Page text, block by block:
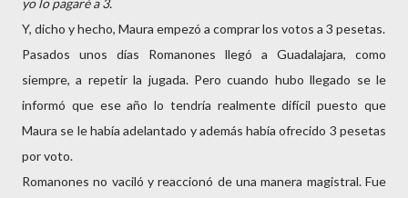
yo lo pagaré a 3.
Y, dicho y hecho, Maura empezó a comprar los votos a 3 pesetas.
Pasados unos días Romanones llegó a Guadalajara, como
siempre, a repetir la jugada. Pero cuando hubo llegado se le
informó que ese año lo tendría realmente difícil puesto que
Maura se le había adelantado y además había ofrecido 3 pesetas
por voto.
Romanones no vaciló y reaccionó de una manera magistral. Fue